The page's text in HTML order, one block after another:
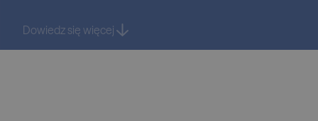
Dowiedz się więcej